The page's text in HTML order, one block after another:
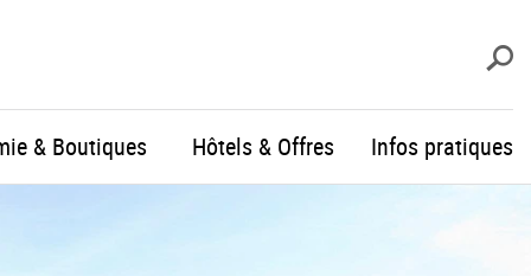
& Boutiques Hôtels & Offres Infos pratiques